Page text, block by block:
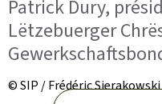
Patrick Dury,
Lëtzebuerger
© SIP / Frédéric Sierakowski